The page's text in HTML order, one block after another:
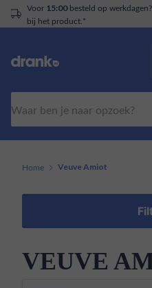
geleverd. Uitzonderingen staan
Home Veuve Amiot
VEUVE